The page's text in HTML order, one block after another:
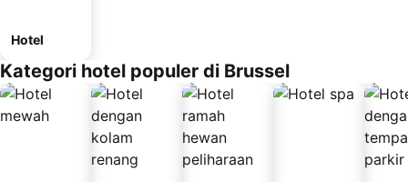
Hotel
Kategori hotel populer di Brussel